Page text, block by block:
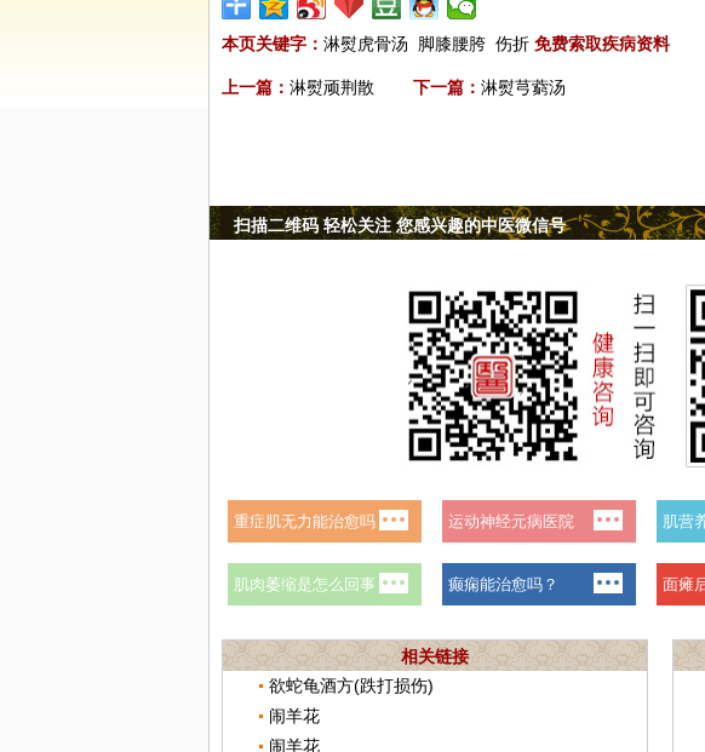
本页关键字： 淋熨虎骨汤 脚膝腰胯 伤折 免费索取疾病资料
上一篇： 淋熨顽荆散 下一篇： 淋熨芎藭汤
扫描二维码 轻松关注 您感兴趣的中医微信号
相关链接
欲蛇龟酒方(跌打损伤)
闹羊花
闹羊花